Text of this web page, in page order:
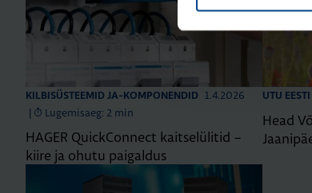
KILBISÜSTEEMID JA-KOMPONENDID
1.4.2026
|
Lugemisaeg: 2 min
HAGER QuickConnect kaitselülitid –
kiire ja ohutu paigaldus
UTU EESTI
Head